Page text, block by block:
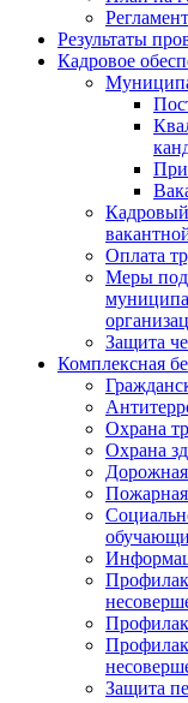
Результаты
Кадровое
Кадровый
Оплата
Меры
Защита
Комплексная
Охрана
Охрана
Дорожная
Пожарная
Защита